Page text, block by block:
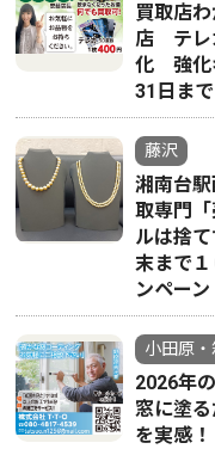
買取店
店 テレ
化 強化
31日まで
藤沢
湘南台
取専門
ルは捨
末まで
ンペーン
小田原
2026年
窓に塗
を実感